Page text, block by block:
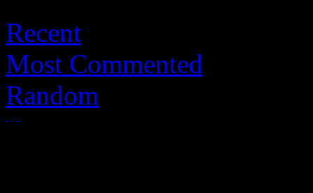
Recent
Most Commented
Random